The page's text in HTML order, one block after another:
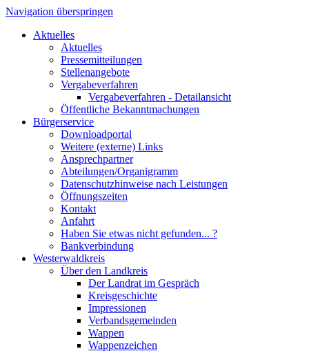
Navigation überspringen
Aktuelles
Aktuelles
Pressemitteilungen
Stellenangebote
Vergabeverfahren
Vergabeverfahren - Detailansicht
Öffentliche Bekanntmachungen
Bürgerservice
Downloadportal
Weitere (externe) Links
Ansprechpartner
Abteilungen/Organigramm
Datenschutzhinweise nach Leistungen
Öffnungszeiten
Kontakt
Anfahrt
Haben Sie etwas nicht gefunden... ?
Bankverbindung
Westerwaldkreis
Über den Landkreis
Der Landrat im Gespräch
Kreisgeschichte
Impressionen
Verbandsgemeinden
Wappen
Wappenzeichen